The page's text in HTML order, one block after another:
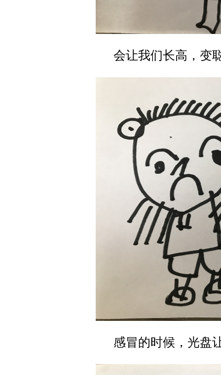
会让我们长高，变
感冒的时候，光盘